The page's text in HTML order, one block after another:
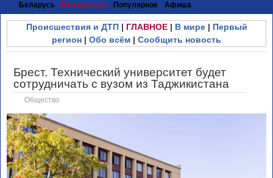
Беларусь Все новости Популярное Афиша
Происшествия и ДТП| ГЛАВНОЕ| В мире| Первый
регион | Обо всём | Сообщить новость
Брест. Технический университет будет
сотрудничать с вузом из Таджикистана
Общество